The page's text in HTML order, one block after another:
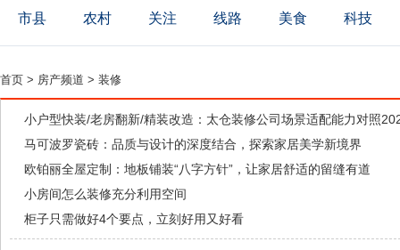
市县
农村 关注 线路 美食 科技
首页 > 房产频道 > 装修
小户型快装/老房翻新/精装改造：太仓装修公司场景适配能力对照
马可波罗瓷砖：品质与设计的深度结合，探索家居美学新境界
欧铂丽全屋定制：地板铺装“八字方针”，让家居舒适的留缝有道
小房间怎么装修充分利用空间
柜子只需做好4个要点，立刻好用又好看